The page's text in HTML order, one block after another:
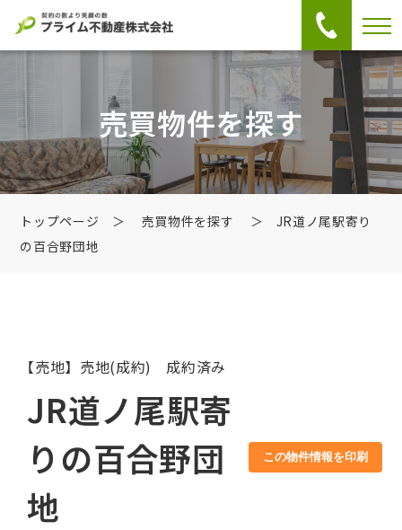
売買物件を探す
トップページ ＞ 売買物件を探す
＞ JR道ノ尾駅寄り
の百合野団地
【売地】売地(成約) 成約済み
JR道ノ尾駅寄
りの百合野団
地
この物件情報を印刷